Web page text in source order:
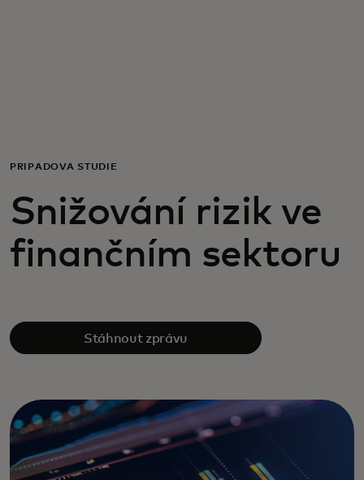
Novinky a trendy
PŘÍPADOVÁ STUDIE
Snižování rizik ve
finančním sektoru
Stáhnout zprávu